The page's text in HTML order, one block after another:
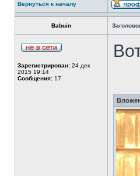
Вернуться к началу
Babuin
Зарегистрирован: 24 дек
2015 19:14
Сообщения: 17